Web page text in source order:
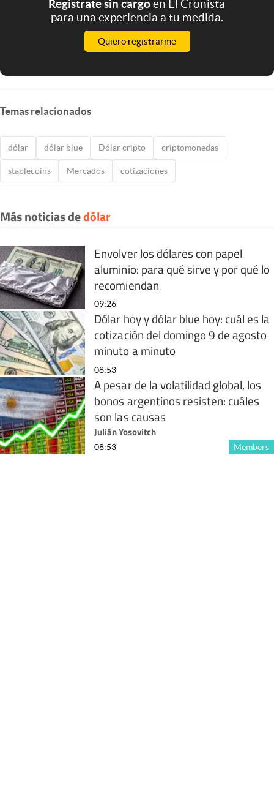
Registrate sin cargoen El Cronista
para una experiencia a tu medida.
Quiero registrarme
Temas relacionados
dólar dólar blue Dólar cripto criptomonedas
stablecoins Mercados cotizaciones
Más noticias dedólar
Envolver los dólares con papel
aluminio: para qué sirve y por qué lo
recomiendan
09:26
Dólar hoy y dólar blue hoy: cuál es la
cotización del domingo 9 de agosto
minuto a minuto
08:53
A pesar de la volatilidad global, los
bonos argentinos resisten: cuáles
son las causas
Julián Yosovitch
Members
08:53